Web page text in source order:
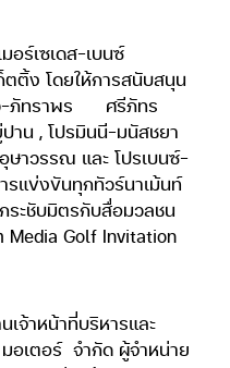
อร์เซเดส-เบนซ์
ตติ้ง โดยให้การสนับสนุน
ภัทราพร
ศรีภัทร
าน , โปรมินนี-มนัสชยา
ษาวรรณ และ โปรเบนซ์-
รแข่งขันทุกทัวร์นาเม้นท์
ะชับมิตรกับสื่อมวลชน
Media Golf Invitation
จ้าหน้าที่บริหารและ
อเตอร์ จำกัด ผู้จำหน่าย